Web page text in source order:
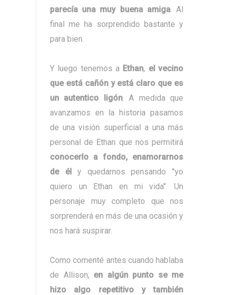
parecía una muy buena amiga. Al
final me ha sorprendido bastante y
para bien.
Y luego tenemos a Ethan, el vecino
que está cañón y está claro que es
un autentico ligón. A medida que
avanzamos en la historia pasamos
de una visión superficial a una más
personal de Ethan que nos permitirá
conocerlo a fondo, enamorarnos
de él y quedarnos pensando "yo
quiero un Ethan en mi vida". Un
personaje muy completo que nos
sorprenderá en más de una ocasión y
nos hará suspirar.
Como comenté antes cuando hablaba
de Allison, en algún punto se me
hizo algo repetitivo y también